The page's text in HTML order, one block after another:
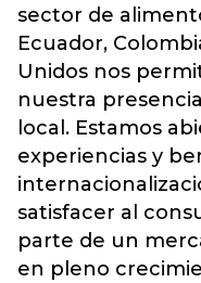
sector de
Ecuador,
Unidos nos
nuestra
local. Estamos
experiencias y
satisfacer al
parte de un
en pleno